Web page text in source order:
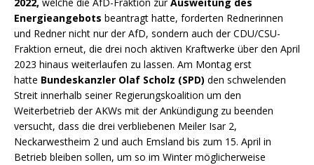
Energieangebots beantragt hatte, forderten Rednerinnen
und Redner nicht nur der AfD, sondern auch der CDU/CSU-
Fraktion erneut, die drei noch aktiven Kraftwerke über den April
2023 hinaus weiterlaufen zu lassen. Am Montag erst
hatte Bundeskanzler Olaf Scholz (SPD) den schwelenden
Streit innerhalb seiner Regierungskoalition um den
Weiterbetrieb der AKWs mit der Ankündigung zu beenden
versucht, dass die drei verbliebenen Meiler Isar 2,
Neckarwestheim 2 und auch Emsland bis zum 15. April in
Betrieb bleiben sollen, um so im Winter möglicherweise